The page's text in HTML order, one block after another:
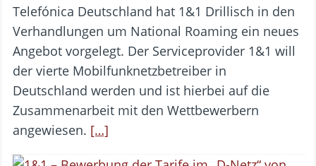
Telefónica Deutschland hat 1&1 Drillisch in den
Verhandlungen um National Roaming ein neues
Angebot vorgelegt. Der Serviceprovider 1&1 will
der vierte Mobilfunknetzbetreiber in
Deutschland werden und ist hierbei auf die
Zusammenarbeit mit den Wettbewerbern
angewiesen. […]